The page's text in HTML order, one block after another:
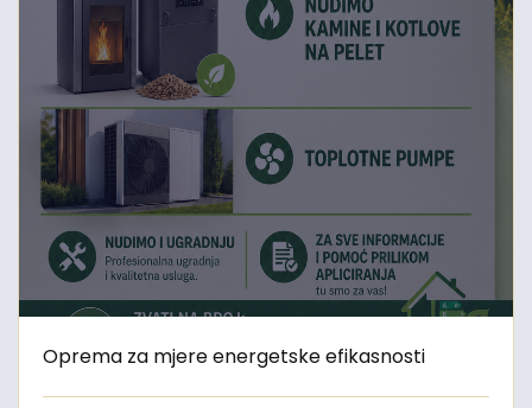
Oprema za mjere energetske efikasnosti